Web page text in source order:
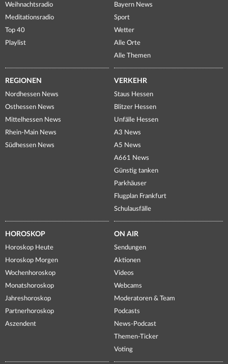
Weihnachtsradio
Meditationsradio
Top 40
Playlist
Bayern News
Sport
Wetter
Alle Orte
Alle Themen
REGIONEN
Nordhessen News
Osthessen News
Mittelhessen News
Rhein-Main News
Südhessen News
VERKEHR
Staus Hessen
Blitzer Hessen
Unfälle Hessen
A3 News
A5 News
A661 News
Günstig tanken
Parkhäuser
Flugplan Frankfurt
Schulausfälle
HOROSKOP
Horoskop Heute
Horoskop Morgen
Wochenhoroskop
Monatshoroskop
Jahreshoroskop
Partnerhoroskop
Aszendent
ON AIR
Sendungen
Aktionen
Videos
Webcams
Moderatoren & Team
Podcasts
News-Podcast
Themen-Ticker
Voting